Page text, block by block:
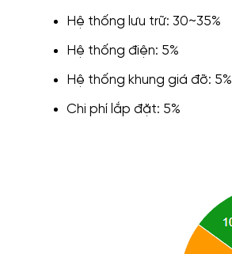
Hệ thống lưu trữ: 30~35%
Hệ thống điện: 5%
Hệ thống khung giá đỡ: 5%
Chi phí lắp đặt: 5%